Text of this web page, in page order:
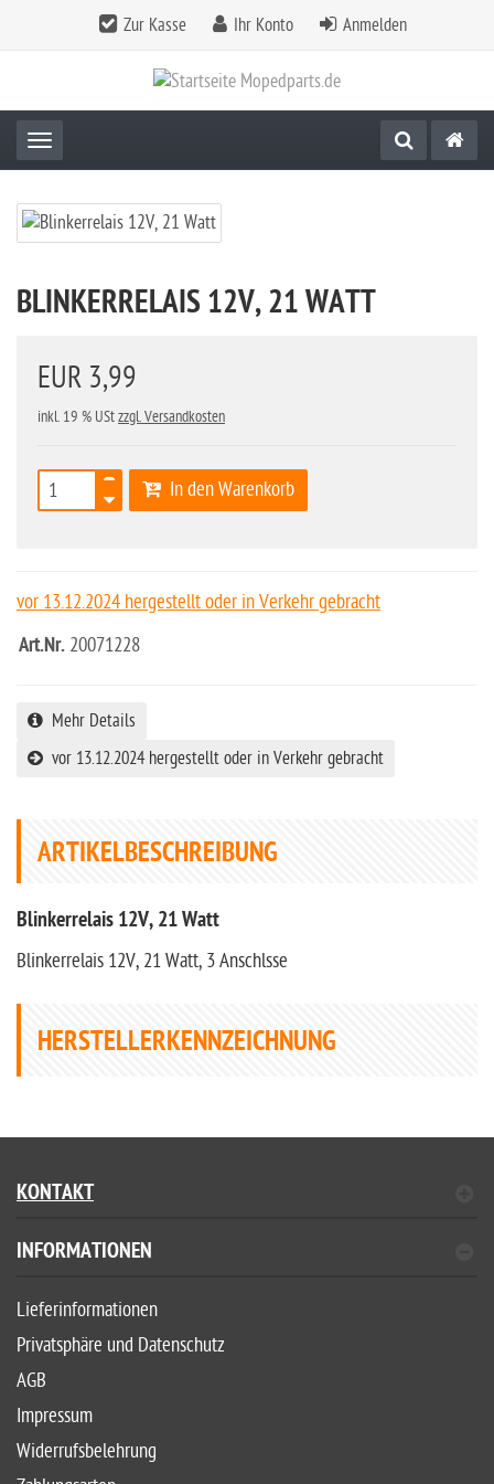
Zur Kasse Ihr Konto Anmelden
Toggle navigation
BLINKERRELAIS 12V, 21 WATT
EUR 3,99
inkl. 19 % UStzzgl. Versandkosten
In den Warenkorb
vor 13.12.2024 hergestellt oder in Verkehr gebracht
Art.Nr. 20071228
Mehr Details
vor 13.12.2024 hergestellt oder in Verkehr gebracht
ARTIKELBESCHREIBUNG
Blinkerrelais 12V, 21 Watt
Blinkerrelais 12V, 21 Watt, 3 Anschlsse
HERSTELLERKENNZEICHNUNG
KONTAKT
INFORMATIONEN
Lieferinformationen
Privatsphäre und Datenschutz
AGB
Impressum
Widerrufsbelehrung